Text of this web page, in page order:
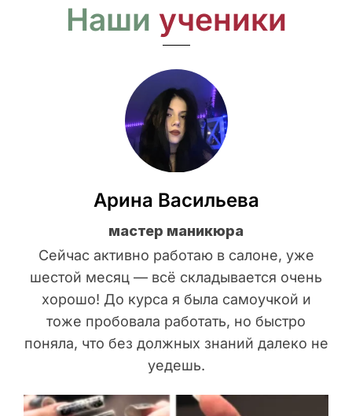
Наши ученики
Арина Васильева
мастер маникюра
Сейчас активно работаю в салоне, уже
шестой месяц — всё складывается очень
хорошо! До курса я была самоучкой и
тоже пробовала работать, но быстро
поняла, что без должных знаний далеко не
уедешь.